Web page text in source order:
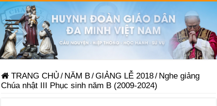
TRANG CHỦ / NĂM B/GIẢNG LỄ 2018/ Nghe giảng
Chúa nhật III Phục sinh năm B (2009-2024)